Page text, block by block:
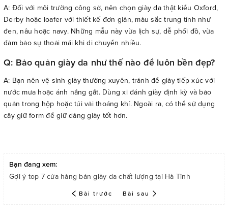
A: Đối với môi trường công sở, nên chọn giày da thật kiểu Oxford,
Derby hoặc loafer với thiết kế đơn giản, màu sắc trung tính như
đen, nâu hoặc navy. Những mẫu này vừa lịch sự, dễ phối đồ, vừa
đảm bảo sự thoải mái khi di chuyển nhiều.
Q: Bảo quản giày da như thế nào để luôn bền đẹp?
A: Bạn nên vệ sinh giày thường xuyên, tránh để giày tiếp xúc với
nước mưa hoặc ánh nắng gắt. Dùng xi đánh giày định kỳ và bảo
quản trong hộp hoặc túi vải thoáng khí. Ngoài ra, có thể sử dụng
cây giữ form để giữ dáng giày tốt hơn.
Bạn đang xem:
Gợi ý top 7 cửa hàng bán giày da chất lượng tại Hà Tĩnh
Bài trước Bài sau